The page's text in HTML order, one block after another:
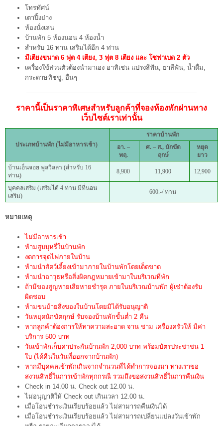
โทรทัศน์
เตาปิ้งย่าง
ห้องนั่งเล่น
บ้านพัก 5 ห้องนอน 4 ห้องน้ำ
สำหรับ 16 ท่าน เสริมได้อีก 4 ท่าน
มีเตียงขนาด 6 ฟุต 4 เตียง, 3 ฟุต 8 เตียง และ โซฟาเบด 2 ตัว
เครื่องใช้ส่วนตัวต้องนำมาเอง อาทิเช่น แปรงสีฟัน, ยาสีฟัน, น้ำดื่ม,
กระดาษทิชชู, อื่นๆ
ราคานี้เป็นราคาพิเศษสำหรับลูกค้าที่จองห้องพักผ่านทาง
เว็บไซต์เราเท่านั้น
ประเภทบ้านพัก (ไม่มีอาหารเช้า)
ราคาบ้านพัก
อา. –
พฤ.
ศ. – ส., นักขัต
ฤกษ์
หยุด
ยาว
บ้านเอ็นจอย พูลวิลล่า (สำหรับ 16
ท่าน)
8,900 11,900 12,900
บุคคลเสริม (เสริมได้ 4 ท่าน มีที่นอน
เสริม)
600.-/ ท่าน
หมายเหตุ
ไม่มีอาหารเช้า
ห้ามสูบบุหรี่ในบ้านพัก
งดการจุดไฟภายในบ้าน
ห้ามนำสัตว์เลี้ยงเข้ามาภายในบ้านพักโดยเด็ดขาด
ห้ามนำอาวุธหรือสิ่งผิดกฎหมายเข้ามาในบริเวณที่พัก
ถ้ามีของสูญหายเสียหายชำรุด ภายในบริเวณบ้านพัก ผู้เช่าต้องรับ
ผิดชอบ
ห้ามขนย้ายสิ่งของในบ้านโดยมิได้รับอนุญาติ
วันหยุดนักขัตฤกษ์ รับจองบ้านพักขั้นต่ำ 2 คืน
หากลูกค้าต้องการให้ทาความสะอาด จาน ชาม เครื่องครัวให้ มีค่า
บริการ 500 บาท
วันเข้าพักเก็บค่าประกันบ้านพัก 2,000 บาท พร้อมบัตรประชาชน 1
ใบ (ได้คืนในวันที่ออกจากบ้านพัก)
หากมีบุคคลเข้าพักเกินจากจำนวนที่ได้ทำการจองมา ทางเราขอ
สงวนสิทธิ์ในการเข้าพักทุกกรณี รวมถึงขอสงวนสิทธิ์ในการคืนเงิน
Check in 14.00 น. Check out 12.00 น.
ไม่อนุญาติให้ Check out เกินเวลา 12.00 น.
เมื่อโอนชำระเงินเรียบร้อยแล้ว ไม่สามารถคืนเงินได้
เมื่อโอนชำระเงินเรียบร้อยแล้ว ไม่สามารถเปลี่ยนแปลงวันเข้าพัก